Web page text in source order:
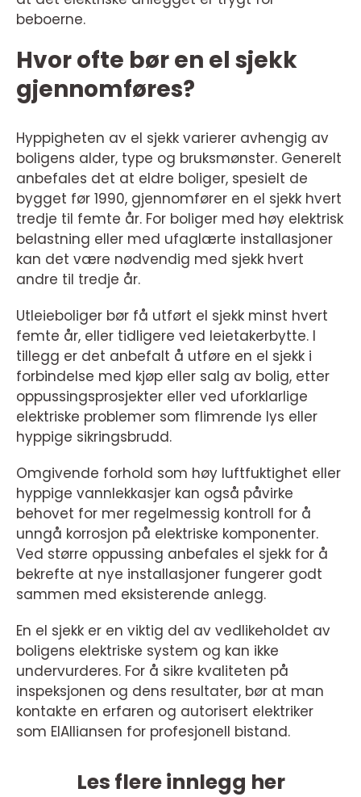
beboerne.
Hvor ofte bør en el sjekk
gjennomføres?
Hyppigheten av el sjekk varierer avhengig av
boligens alder, type og bruksmønster. Generelt
anbefales det at eldre boliger, spesielt de
bygget før 1990, gjennomfører en el sjekk hvert
tredje til femte år. For boliger med høy elektrisk
belastning eller med ufaglærte installasjoner
kan det være nødvendig med sjekk hvert
andre til tredje år.
Utleieboliger bør få utført el sjekk minst hvert
femte år, eller tidligere ved leietakerbytte. I
tillegg er det anbefalt å utføre en el sjekk i
forbindelse med kjøp eller salg av bolig, etter
oppussingsprosjekter eller ved uforklarlige
elektriske problemer som flimrende lys eller
hyppige sikringsbrudd.
Omgivende forhold som høy luftfuktighet eller
hyppige vannlekkasjer kan også påvirke
behovet for mer regelmessig kontroll for å
unngå korrosjon på elektriske komponenter.
Ved større oppussing anbefales el sjekk for å
bekrefte at nye installasjoner fungerer godt
sammen med eksisterende anlegg.
En el sjekk er en viktig del av vedlikeholdet av
boligens elektriske system og kan ikke
undervurderes. For å sikre kvaliteten på
inspeksjonen og dens resultater, bør at man
kontakte en erfaren og autorisert elektriker
som ElAlliansen for profesjonell bistand.
Les flere innlegg her